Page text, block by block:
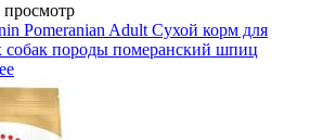
Pomeranian Adult Сухой корм для
собак породы померанский шпиц